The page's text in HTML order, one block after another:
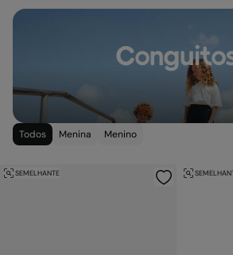
Todos Menina Menino
SEMELHANTE